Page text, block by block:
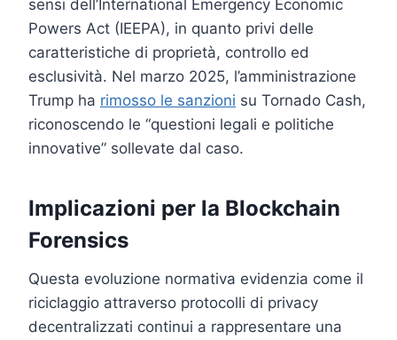
sensi dell’International Emergency Economic
Powers Act (IEEPA), in quanto privi delle
caratteristiche di proprietà, controllo ed
esclusività. Nel marzo 2025, l’amministrazione
Trump ha rimosso le sanzioni su Tornado Cash,
riconoscendo le “questioni legali e politiche
innovative” sollevate dal caso.
Implicazioni per la Blockchain
Forensics
Questa evoluzione normativa evidenzia come il
riciclaggio attraverso protocolli di privacy
decentralizzati continui a rappresentare una